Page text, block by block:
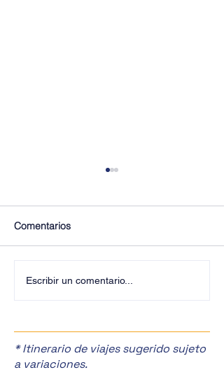
Comentarios
Escribir un comentario...
* Itinerario de viajes sugerido sujeto
a variaciones.